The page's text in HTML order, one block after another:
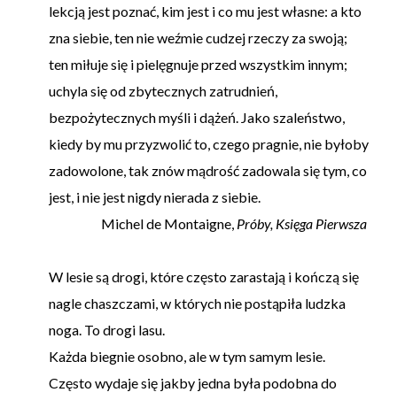
lekcją jest poznać, kim jest i co mu jest własne: a kto
zna siebie, ten nie weźmie cudzej rzeczy za swoją;
ten miłuje się i pielęgnuje przed wszystkim innym;
uchyla się od zbytecznych zatrudnień,
bezpożytecznych myśli i dążeń. Jako szaleństwo,
kiedy by mu przyzwolić to, czego pragnie, nie byłoby
zadowolone, tak znów mądrość zadowala się tym, co
jest, i nie jest nigdy nierada z siebie.
Michel de Montaigne, Próby, Księga Pierwsza
W lesie są drogi, które często zarastają i kończą się
nagle chaszczami, w których nie postąpiła ludzka
noga. To drogi lasu.
Każda biegnie osobno, ale w tym samym lesie.
Często wydaje się jakby jedna była podobna do